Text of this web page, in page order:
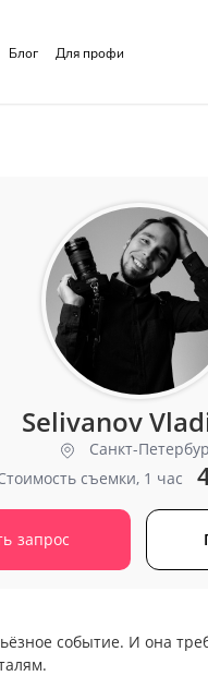
Блог Для профи
Selivanov
Санкт-
съемки, 1 час
запрос
событие. И она